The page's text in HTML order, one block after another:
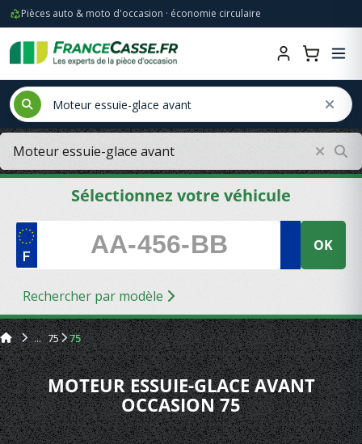
Pièces auto & moto d'occasion · économie circulaire
Sélectionnez votre véhicule
OK
Rechercher par modèle
75 75
MOTEUR ESSUIE-GLACE AVANT
OCCASION 75